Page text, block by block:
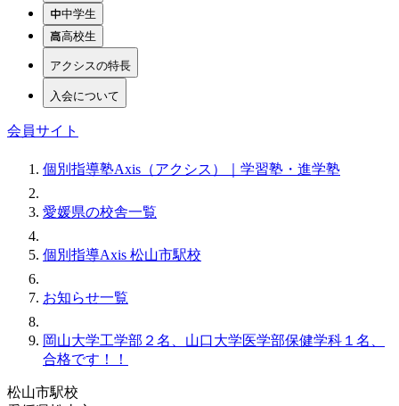
中学生
高校生
アクシスの特長
入会について
会員サイト
個別指導塾Axis（アクシス）｜学習塾・進学塾
愛媛県の校舎一覧
個別指導Axis 松山市駅校
お知らせ一覧
岡山大学工学部２名、山口大学医学部保健学科１名、
合格です！！
松山市駅校